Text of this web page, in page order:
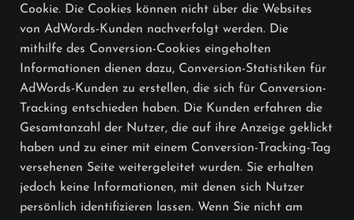
Cookie. Die Cookies können nicht über die Websites
von AdWords-Kunden nachverfolgt werden. Die
mithilfe des Conversion-Cookies eingeholten
Informationen dienen dazu, Conversion-Statistiken für
AdWords-Kunden zu erstellen, die sich für Conversion-
Tracking entschieden haben. Die Kunden erfahren die
Gesamtanzahl der Nutzer, die auf ihre Anzeige geklickt
haben und zu einer mit einem Conversion-Tracking-Tag
versehenen Seite weitergeleitet wurden. Sie erhalten
jedoch keine Informationen, mit denen sich Nutzer
persönlich identifizieren lassen. Wenn Sie nicht am